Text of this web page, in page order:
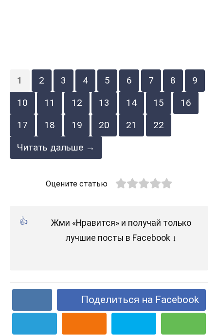
1 2 3 4 5 6 7 8
9
10
11 12 13 14 15
16
17
18 19 20 21
22
Читать дальше →
Оцените статью
Жми «Нравится» и получай только
лучшие посты в Facebook ↓
Поделиться на Facebook